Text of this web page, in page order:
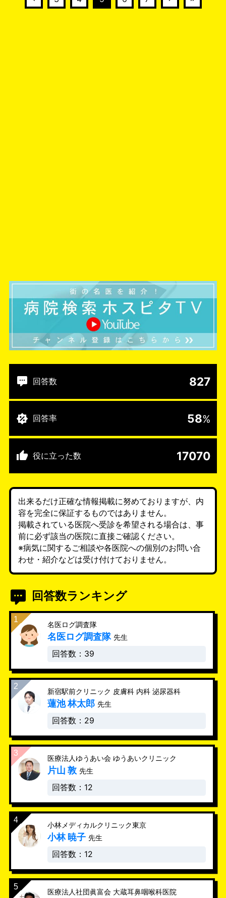
回答数 827
回答率 58%
役に立った数 17070
出来るだけ正確な情報掲載に努めておりますが、内
容を完全に保証するものではありません。
掲載されている医院へ受診を希望される場合は、事
前に必ず該当の医院に直接ご確認ください。
※病気に関するご相談や各医院への個別のお問い合
わせ・紹介などは受け付けておりません。
回答数ランキング
名医ログ調査隊
名医ログ調査隊 先生
回答数：39
新宿駅前クリニック 皮膚科 内科 泌尿器科
蓮池 林太郎 先生
回答数：29
医療法人ゆうあい会 ゆうあいクリニック
片山 敦 先生
回答数：12
小林メディカルクリニック東京
小林 暁子 先生
回答数：12
医療法人社団眞富会 大蔵耳鼻咽喉科医院